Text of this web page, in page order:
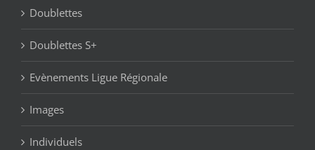
Doublettes
Doublettes S+
Evènements Ligue Régionale
Images
Individuels